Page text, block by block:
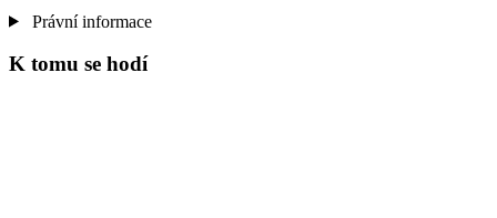
Právní informace
K tomu se hodí